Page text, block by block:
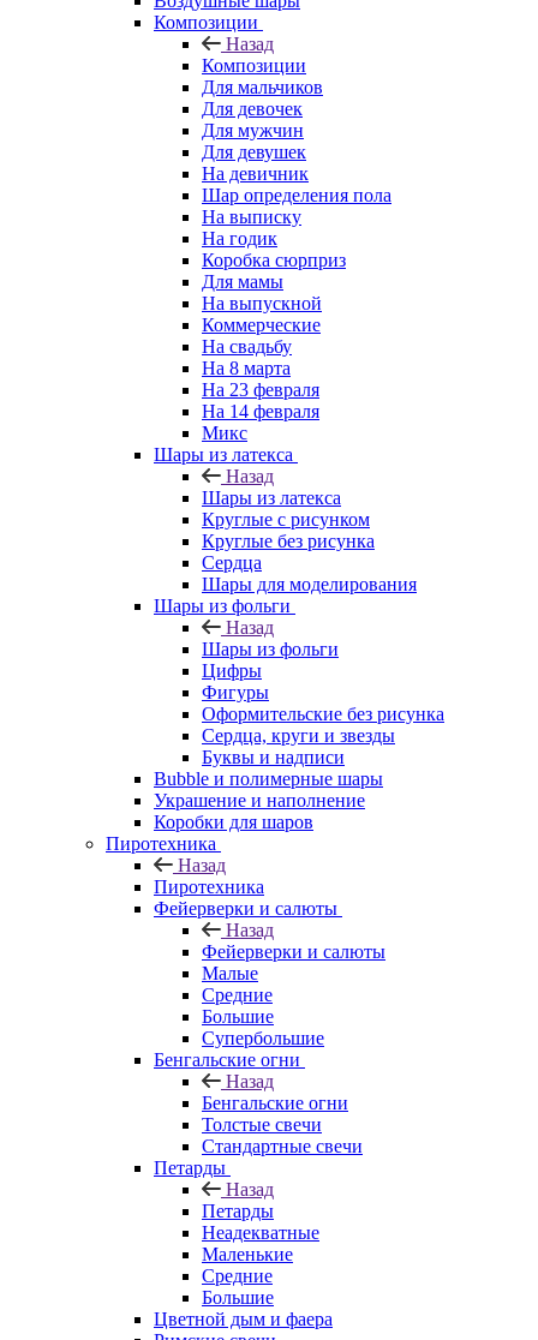
Композиции
Назад
Композиции
Для мальчиков
Для девочек
Для мужчин
Для девушек
На девичник
Шар определения пола
На выписку
На годик
Коробка сюрприз
Для мамы
На выпускной
Коммерческие
На свадьбу
На 8 марта
На 23 февраля
На 14 февраля
Микс
Шары из латекса
Назад
Шары из латекса
Круглые с рисунком
Круглые без рисунка
Сердца
Шары для моделирования
Шары из фольги
Назад
Шары из фольги
Цифры
Фигуры
Оформительские без рисунка
Сердца, круги и звезды
Буквы и надписи
Bubble и полимерные шары
Украшение и наполнение
Коробки для шаров
Пиротехника
Назад
Пиротехника
Фейерверки и салюты
Назад
Фейерверки и салюты
Малые
Средние
Большие
Супербольшие
Бенгальские огни
Назад
Бенгальские огни
Толстые свечи
Стандартные свечи
Петарды
Назад
Петарды
Неадекватные
Маленькие
Средние
Большие
Цветной дым и фаера